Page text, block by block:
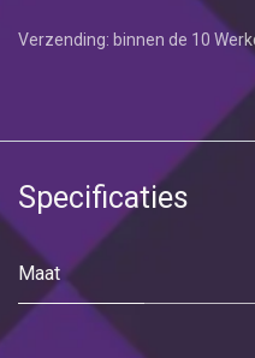
Verzending: binnen de 10
Specificaties
Maat